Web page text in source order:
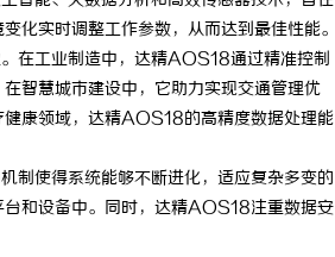
化实时调整工作参数，从而达到最佳性能。
在工业制造中，达精AOS18通过精准控制
智慧城市建设中，它助力实现交通管理优
健康领域，达精AOS18的高精度数据处理能
制使得系统能够不断进化，适应复杂多变的
台和设备中。同时，达精AOS18注重数据安